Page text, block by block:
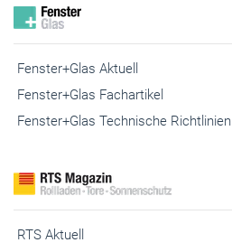
Fenster+Glas Aktuell
Fenster+Glas Fachartikel
Fenster+Glas Technische Richtlinien
RTS Aktuell